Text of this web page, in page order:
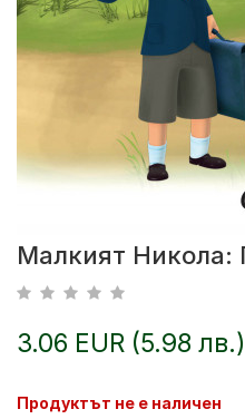
Малкият Никола:
3.06 EUR (5.98 лв.)
Продуктът не е наличен